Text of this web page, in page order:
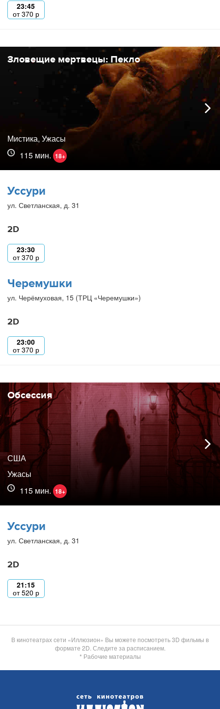
23:45
от370 р
Зловещие мертвецы: Пекло
Мистика, Ужасы
115 мин. 18+
Уссури
ул. Светланская, д. 31
2D
23:30
от370 р
Черемушки
ул. Черёмуховая, 15 (ТРЦ «Черемушки»)
2D
23:00
от370 р
Обсессия
США
Ужасы
115 мин. 18+
Уссури
ул. Светланская, д. 31
2D
21:15
от520 р
В кинотеатрах сети «Иллюзион» Вы можете посмотреть 3D фильмы в
формате 2D. Следите за расписанием.
* Рабочие материалы